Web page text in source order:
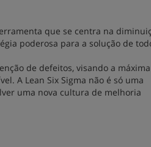
que se centra na
poderosa para a solução de
de defeitos, visando a máxima
A Lean Six Sigma não é só uma
uma nova cultura de melhoria